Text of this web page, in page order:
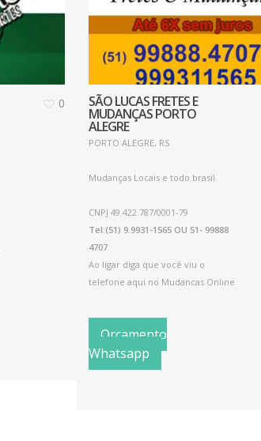
0 SÃO LUCAS FRETES E
MUDANÇAS PORTO
ALEGRE
PORTO ALEGRE, RS
Mudanças Locais e todo brasil.
CNPJ 49.422.787/0001-79
Tel:(51) 9.9931-1565 OU 51- 99888
4707
Ao ligar diga que você viu o
telefone aqui no Mudancas Online
Orçamento
Whatsapp